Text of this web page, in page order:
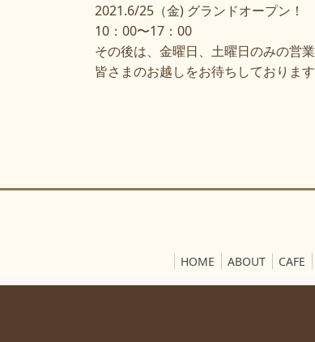
2021.6/25（金) グランドオープン！
10：00〜17：00
その後は、金曜日、土曜日のみの営業
皆さまのお越しをお待ちしております
HOME ABOUT CAFE